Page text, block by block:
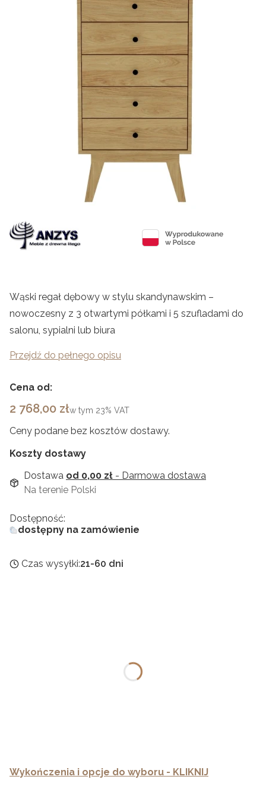
Wąski regał dębowy w stylu skandynawskim –
nowoczesny z 3 otwartymi półkami i 5 szufladami do
salonu, sypialni lub biura
Przejdź do pełnego opisu
Cena od:
Cena
2 768,00 złw tym 23% VAT
Ceny podane bez kosztów dostawy.
Koszty dostawy
Dostawa od 0,00 zł - Darmowa dostawa
Na terenie Polski
Dostępność:
dostępny na zamówienie
Czas wysyłki:21-60 dni
Wykończenia i opcje do wyboru - KLIKNIJ